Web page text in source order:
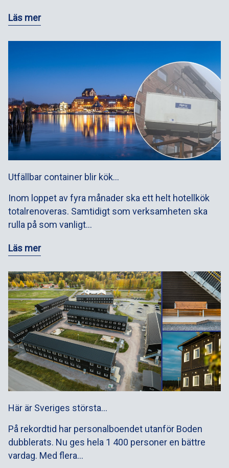
Läs mer
Utfällbar container blir kök…
Inom loppet av fyra månader ska ett helt hotellkök
totalrenoveras. Samtidigt som verksamheten ska
rulla på som vanligt…
Läs mer
Här är Sveriges största…
På rekordtid har personalboendet utanför Boden
dubblerats. Nu ges hela 1 400 personer en bättre
vardag. Med flera…